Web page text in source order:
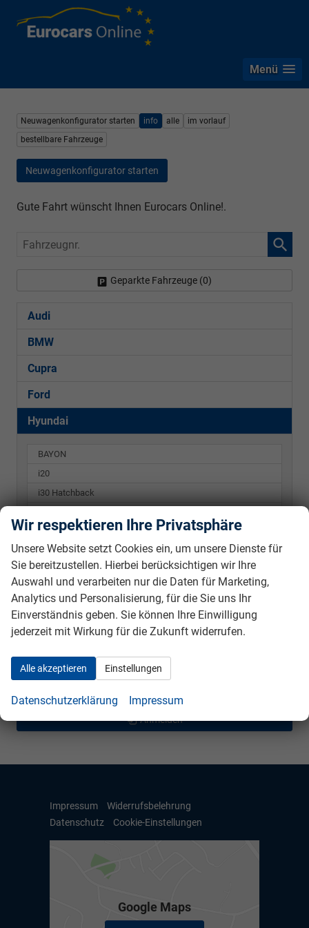
Menü
Neuwagenkonfigurator starten info alle
im vorlauf
bestellbare Fahrzeuge
Neuwagenkonfigurator starten
Gute Fahrt wünscht Ihnen Eurocars Online!.
Fahrzeugnr.
Geparkte Fahrzeuge (0)
Audi
BMW
Cupra
Ford
Hyundai
BAYON
i20
i30 Hatchback
KONA
Kia
Peugeot
Skoda
VW
Anmelden
Impressum
Widerrufsbelehrung
Datenschutz
Cookie-Einstellungen
Google Maps
Wir respektieren Ihre Privatsphäre
Unsere Website setzt Cookies ein, um unsere Dienste für
Sie bereitzustellen. Hierbei berücksichtigen wir Ihre
Auswahl und verarbeiten nur die Daten für Marketing,
Analytics und Personalisierung, für die Sie uns Ihr
Einverständnis geben. Sie können Ihre Einwilligung
jederzeit mit Wirkung für die Zukunft widerrufen.
Alle akzeptieren Einstellungen
Datenschutzerklärung Impressum